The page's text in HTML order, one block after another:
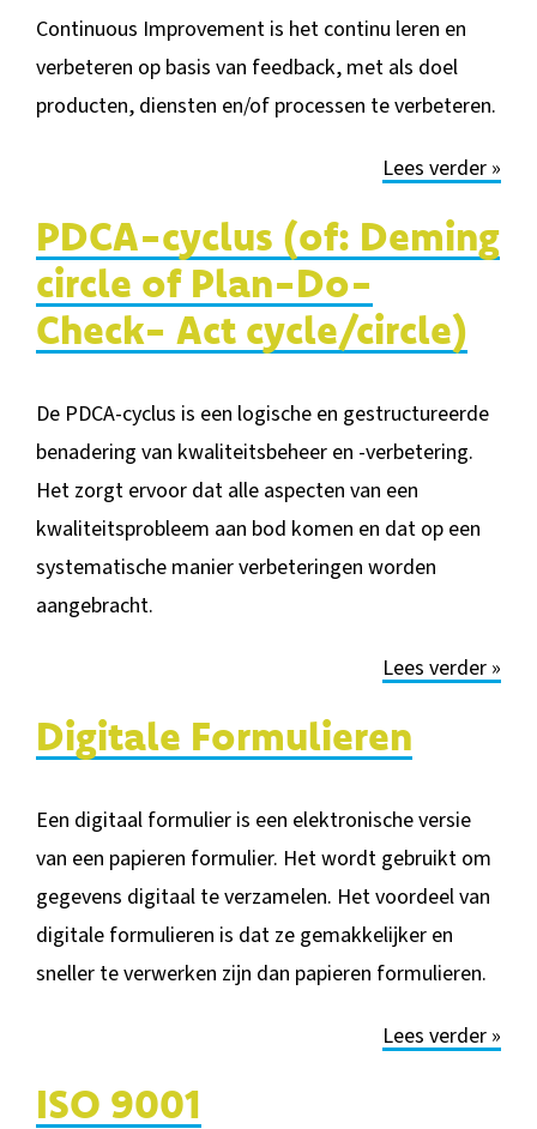
Continuous Improvement is het continu leren en
verbeteren op basis van feedback, met als doel
producten, diensten en/of processen te verbeteren.
Lees verder »
PDCA-cyclus (of: Deming
circle of Plan-Do-
Check- Act cycle/circle)
De PDCA-cyclus is een logische en gestructureerde
benadering van kwaliteitsbeheer en -verbetering.
Het zorgt ervoor dat alle aspecten van een
kwaliteitsprobleem aan bod komen en dat op een
systematische manier verbeteringen worden
aangebracht.
Lees verder »
Digitale Formulieren
Een digitaal formulier is een elektronische versie
van een papieren formulier. Het wordt gebruikt om
gegevens digitaal te verzamelen. Het voordeel van
digitale formulieren is dat ze gemakkelijker en
sneller te verwerken zijn dan papieren formulieren.
Lees verder »
ISO 9001